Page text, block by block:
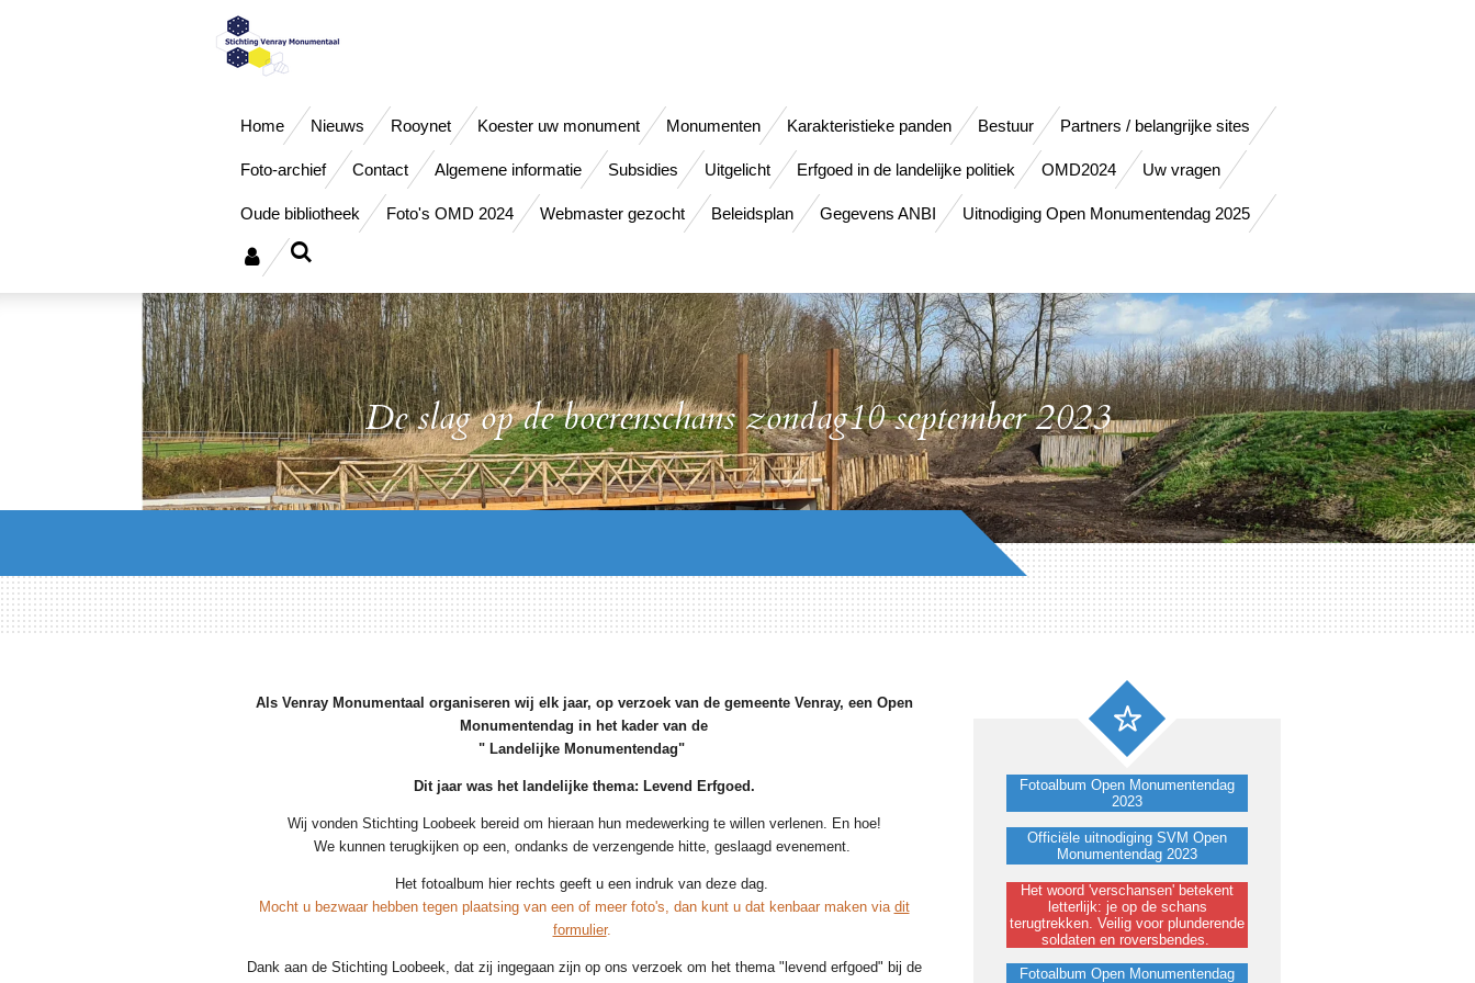
Home Nieuws Rooynet Koester uw monument Monumenten Karakteristieke panden Bestuur Partners / belangrijke sites
Foto-archief Contact Algemene informatie Subsidies Uitgelicht Erfgoed in de landelijke politiek OMD2024 Uw vragen
Oude bibliotheek Foto's OMD 2024 Webmaster gezocht Beleidsplan Gegevens ANBI Uitnodiging Open Monumentendag 2025
De slag op de boerenschans zondag10 september 2023
Als Venray Monumentaal organiseren wij elk jaar, op verzoek van de gemeente Venray, een Open
Monumentendag in het kader van de
" Landelijke Monumentendag"
Dit jaar was het landelijke thema: Levend Erfgoed.
Wij vonden Stichting Loobeek bereid om hieraan hun medewerking te willen verlenen. En hoe!
We kunnen terugkijken op een, ondanks de verzengende hitte, geslaagd evenement.
Het fotoalbum hier rechts geeft u een indruk van deze dag.
Mocht u bezwaar hebben tegen plaatsing van een of meer foto's, dan kunt u dat kenbaar maken via dit
formulier.
Dank aan de Stichting Loobeek, dat zij ingegaan zijn op ons verzoek om het thema "levend erfgoed" bij de
Fotoalbum Open Monumentendag
2023
Officiële uitnodiging SVM Open
Monumentendag 2023
Het woord 'verschansen' betekent
letterlijk: je op de schans
terugtrekken. Veilig voor plunderende
soldaten en roversbendes.
Fotoalbum Open Monumentendag